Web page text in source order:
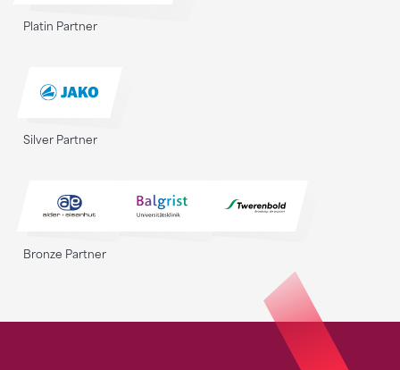
Platin Partner
Silver Partner
Bronze Partner